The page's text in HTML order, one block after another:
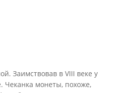
Заимствовав в VIII веке у
Чеканка монеты, похоже,